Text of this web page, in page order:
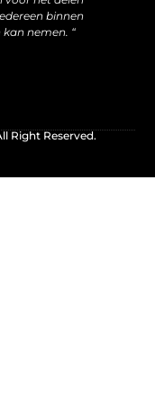
binnen
nemen. “
Right Reserved.